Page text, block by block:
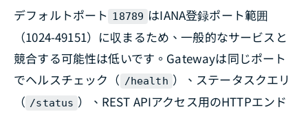
デフォルトポート 18789 はIANA登録ポート範囲
（1024-49151）に収まるため、一般的なサービスと
競合する可能性は低いです。Gatewayは同じポート
でヘルスチェック（ /health ）、ステータスクエリ
（ /status ）、REST APIアクセス用のHTTPエンド